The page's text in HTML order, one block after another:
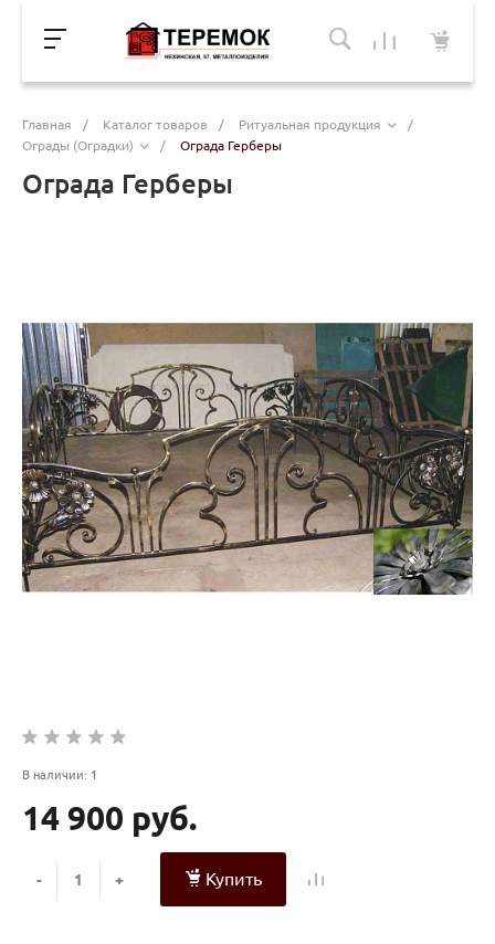
Главная / Каталог товаров / Ритуальная продукция
/
Ограды (Оградки)
/ Ограда Герберы
Ограда Герберы
В наличии: 1
14 900 руб.
- + Купить